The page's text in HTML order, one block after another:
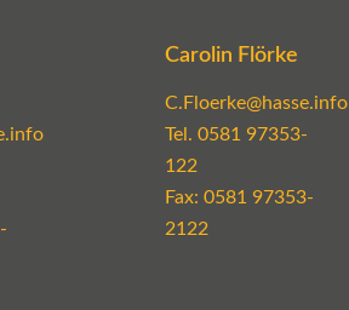
Carolin Flörke
C.Floerke@hasse.info
Tel. 0581 97353-
122
Fax: 0581 97353-
2122